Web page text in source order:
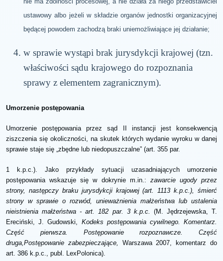
ustawowy albo jeżeli w składzie organów jednostki organizacyjnej
będącej powodem zachodzą braki uniemożliwiające jej działanie;
w sprawie wystąpi brak jurysdykcji krajowej (tzn.
właściwości sądu krajowego do rozpoznania
sprawy z elementem zagranicznym).
Umorzenie postępowania
Umorzenie postępowania przez sąd II instancji jest konsekwencją
ziszczenia się okoliczności, na skutek których wydanie wyroku w danej
sprawie staje się „zbędne lub niedopuszczalne” (art. 355 par.
1 k.p.c.). Jako przykłady sytuacji uzasadniających umorzenie
postępowania wskazuje się w dokrynie m.in.: zawarcie ugody przez
strony, następczy braku jurysdykcji krajowej (art. 1113 k.p.c.), śmierć
strony w sprawie o rozwód, unieważnienia małżeństwa lub ustalenia
nieistnienia małżeństwa - art. 182 par. 3 k.p.c. (M. Jędrzejewska, T.
Ereciński, J. Gudowski, Kodeks postępowania cywilnego. Komentarz.
Część pierwsza. Postępowanie rozpoznawcze. Część
druga, Postępowanie zabezpieczające, Warszawa 2007, komentarz do
art. 386 k.p.c., publ. LexPolonica).